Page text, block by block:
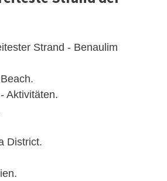
Strand - Benaulim
Aktivitäten.
District.